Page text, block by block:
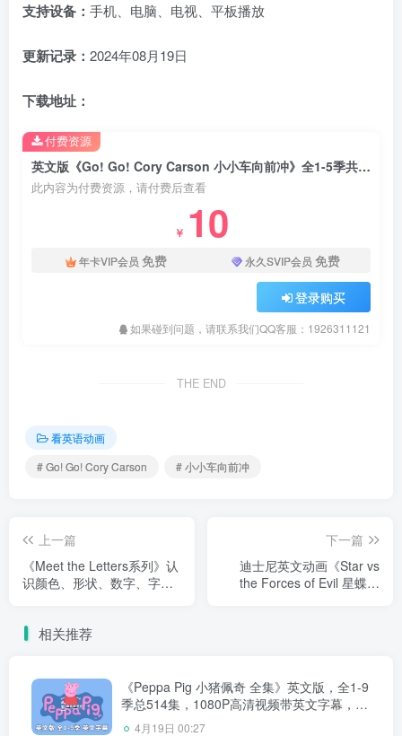
支持设备： 手机、电脑、电视、平板播放
更新记录： 2024年08月19日
下载地址：
英文版《Go! Go! Cory Carson 小小车向前冲》全1-5季共44集，1080P高清视频带英文字幕，百度网盘下载！
此内容为付费资源，请付费后查看
￥ 10
年卡VIP会员 免费 永久SVIP会员 免费
登录购买
如果碰到问题，请联系我们QQ客服：1926311121
付费资源
THE END
看英语动画
# Go! Go! Cory Carson
# 小小车向前冲
上一篇
《Meet the Letters系列》认
识颜色、形状、数字、字
载！
下一篇
迪士尼英文动画《Star vs
the Forces of Evil 星蝶公
相关推荐
《Peppa Pig 小猪佩奇 全集》英文版，全1-9
季总514集，1080P高清视频带英文字幕，带
配套音频MP3，百度网盘下载！
4月19日 00:27